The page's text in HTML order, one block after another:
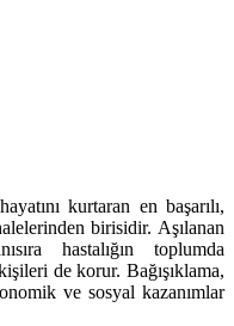
kurtaran en başarılı,
birisidir. Aşılanan
hastalığın toplumda
de korur. Bağışıklama,
ve sosyal kazanımlar